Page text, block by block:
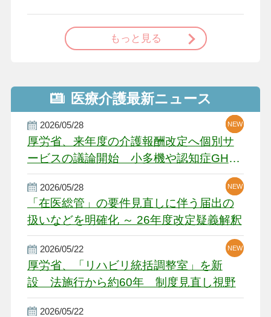
もっと見る
医療介護最新ニュース
2026/05/28
厚労省、来年度の介護報酬改定へ個別サ
ービスの議論開始 小多機や認知症GH、
厳しい経営環境に危機感
NEW
NEW
NEW
2026/05/28
「在医総管」の要件見直しに伴う届出の
扱いなどを明確化 ～ 26年度改定疑義解釈
NEW
NEW
2026/05/22
厚労省、「リハビリ統括調整室」を新
設 法施行から約60年 制度見直し視野
NEW
2026/05/22